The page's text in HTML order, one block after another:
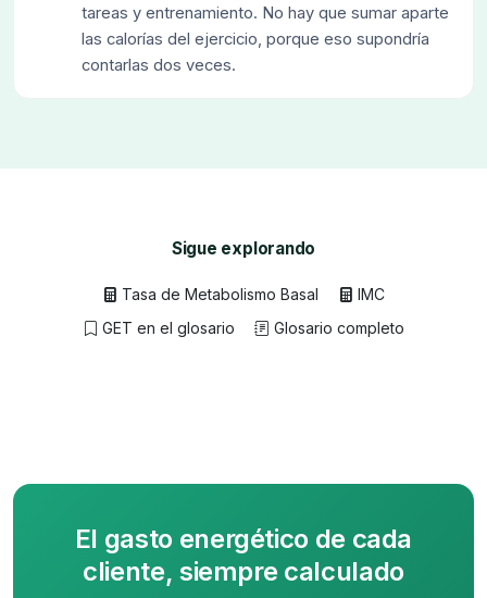
tareas y entrenamiento. No hay que sumar aparte
las calorías del ejercicio, porque eso supondría
contarlas dos veces.
Sigue explorando
Tasa de Metabolismo Basal
IMC
GET en el glosario
Glosario completo
El gasto energético de cada
cliente, siempre calculado